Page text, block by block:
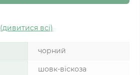
(дивитися всі)
чорний
шовк-віскоза